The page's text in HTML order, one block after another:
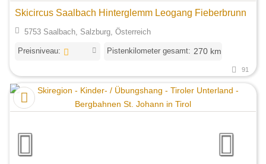
Skicircus Saalbach Hinterglemm Leogang Fieberbrunn
5753 Saalbach, Salzburg, Österreich
Preisniveau: Pistenkilometer gesamt: 270 km
91